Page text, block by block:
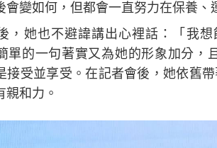
會變如何，但都會一直努力在保養、
，她也不避諱講出心裡話：「我
單的一句著實又為她的形象加分，
接受並享受。在記者會後，她依舊
親和力。